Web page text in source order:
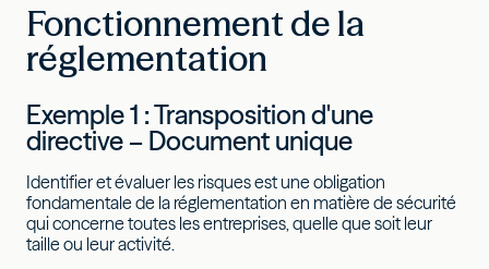
Fonctionnement de la
réglementation
Exemple 1 : Transposition d'une
directive – Document unique
Identifier et évaluer les risques est une obligation
fondamentale de la réglementation en matière de sécurité
qui concerne toutes les entreprises, quelle que soit leur
taille ou leur activité.